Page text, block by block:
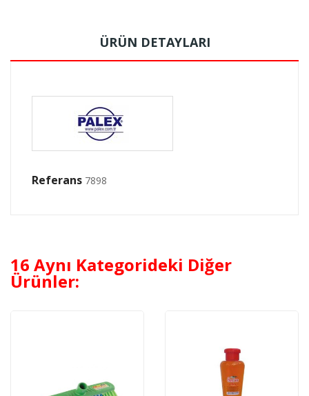
ÜRÜN DETAYLARI
Referans 7898
16 Aynı Kategorideki Diğer
Ürünler: